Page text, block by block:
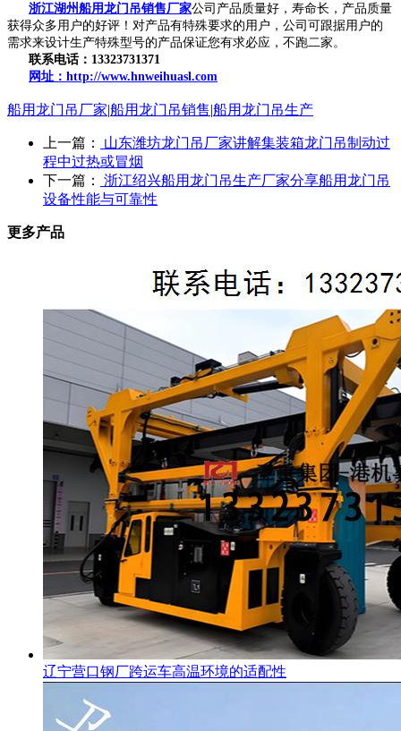
浙江湖州船用龙门吊销售厂家公司产品质量好，寿命长，产品质量
获得众多用户的好评！对产品有特殊要求的用户，公司可跟据用户的
需求来设计生产特殊型号的产品保证您有求必应，不跑二家。
联系电话：13323731371
网址：http://www.hnweihuasl.com
船用龙门吊厂家|船用龙门吊销售|船用龙门吊生产
上一篇：
山东潍坊龙门吊厂家讲解集装箱龙门吊制动过
程中过热或冒烟
下一篇：
浙江绍兴船用龙门吊生产厂家分享船用龙门吊
设备性能与可靠性
更多产品
辽宁营口钢厂跨运车高温环境的适配性